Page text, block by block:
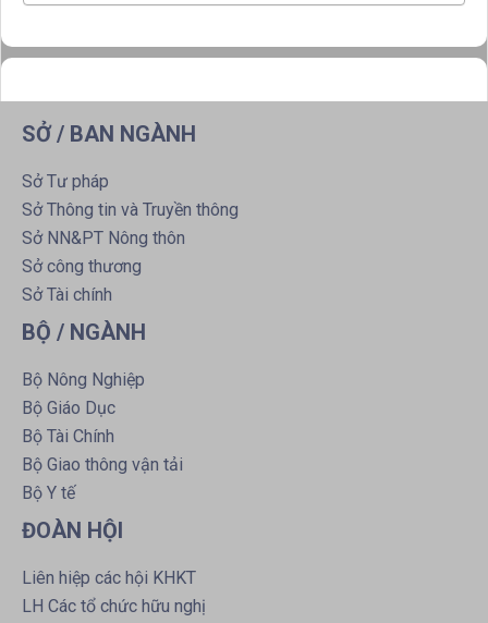
SỞ / BAN NGÀNH
Sở Tư pháp
Sở Thông tin và Truyền thông
Sở NN&PT Nông thôn
Sở công thương
Sở Tài chính
BỘ / NGÀNH
Bộ Nông Nghiệp
Bộ Giáo Dục
Bộ Tài Chính
Bộ Giao thông vận tải
Bộ Y tế
ĐOÀN HỘI
Liên hiệp các hội KHKT
LH Các tổ chức hữu nghị